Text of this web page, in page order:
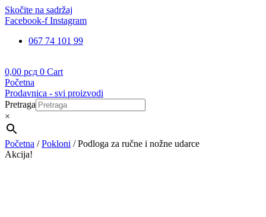
Skočite na sadržaj
Facebook-f Instagram
067 74 101 99
0,00 рсд 0 Cart
Početna
Prodavnica - svi proizvodi
Pretraga
×
Početna /Pokloni / Podloga za ručne i nožne udarce
Akcija!